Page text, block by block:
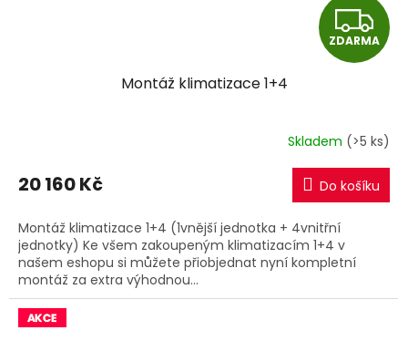
Z
D
R
M
A
ZDARMA
Montáž klimatizace 1+4
Skladem (>5 ks)
20 160 Kč Do košíku
Montáž klimatizace 1+4 (1vnější jednotka + 4vnitřní
jednotky) Ke všem zakoupeným klimatizacím 1+4 v
našem eshopu si můžete přiobjednat nyní kompletní
montáž za extra výhodnou...